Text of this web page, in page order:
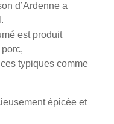
d’Ardenne a
est produit
typiques comme
épicée et